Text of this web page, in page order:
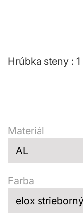
Hrúbka steny : 1
Materiál
Farba